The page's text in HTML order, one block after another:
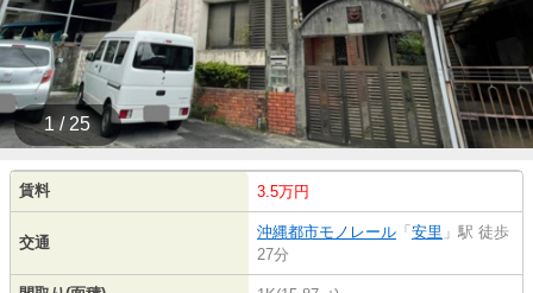
1 / 25
賃料 3.5万円
交通
沖縄都市モノレール 「 安里 」駅 徒歩
27分